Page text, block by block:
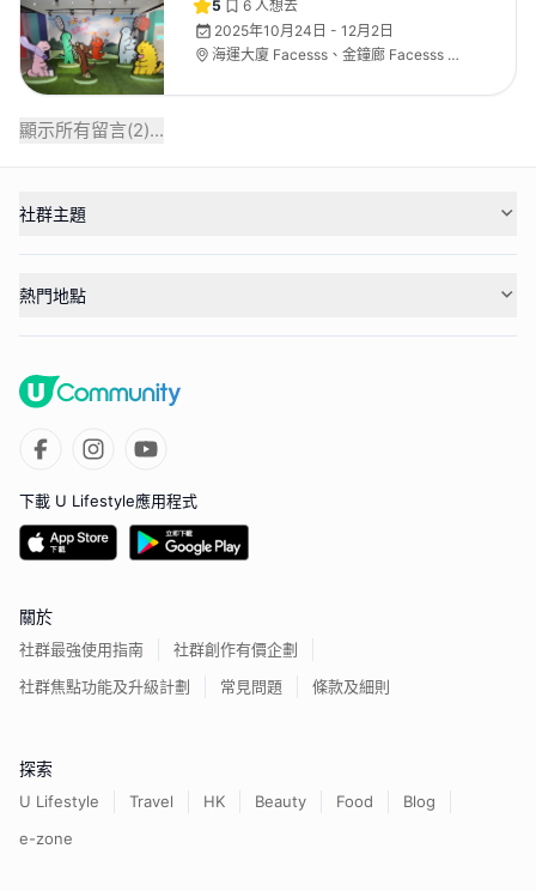
5 6 人想去
2025年10月24日 - 12月2日
海運大廈 Facesss、金鐘廊 Facesss 及
顯示所有留言(2)...
社群主題
熱門地點
下載 U Lifestyle應用程式
關於
社群最強使用指南
社群創作有價企劃
社群焦點功能及升級計劃
常見問題 條款及細則
探索
U Lifestyle Travel HK Beauty Food
Blog
e-zone